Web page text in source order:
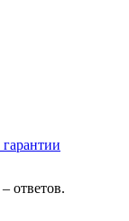
ответов.